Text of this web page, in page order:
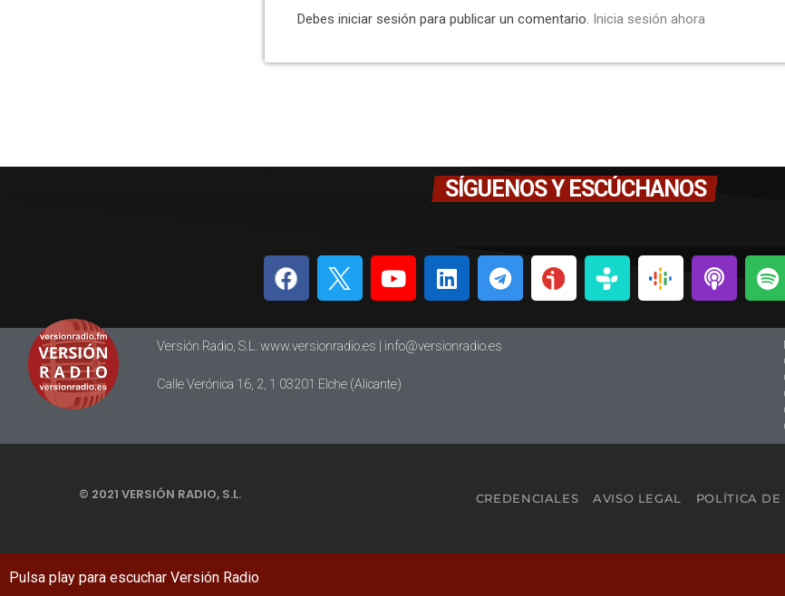
Debes iniciar sesión para publicar un comentario. Inicia sesión ahora
SÍGUENOS Y ESCÚCHANOS
Versión Radio, S.L. www.versionradio.es | info@versionradio.es
Calle Verónica 16, 2, 1 03201 Elche (Alicante)
© 2021 VERSIÓN RADIO, S.L. CREDENCIALES AVISO LEGAL POLÍTICA